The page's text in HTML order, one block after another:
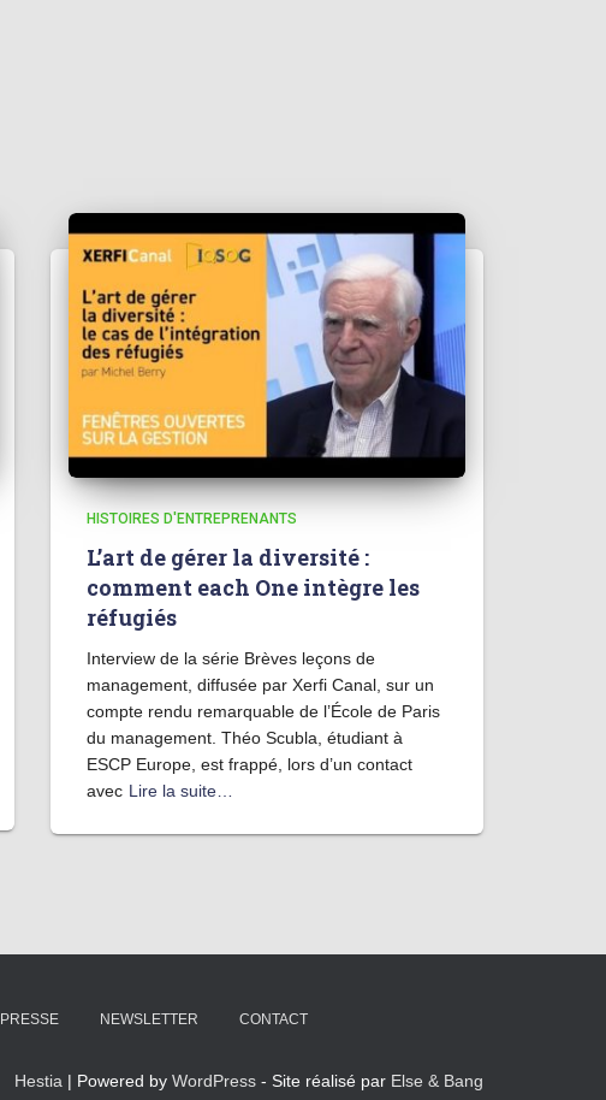
HISTOIRES D'ENTREPRENANTS
L’art de gérer la diversité :
comment each One intègre les
réfugiés
Interview de la série Brèves leçons de
management, diffusée par Xerfi Canal, sur un
compte rendu remarquable de l’École de Paris
du management. Théo Scubla, étudiant à
ESCP Europe, est frappé, lors d’un contact
avec Lire la suite…
PRESSE NEWSLETTER CONTACT
Hestia | Powered by WordPress - Site réalisé par Else & Bang